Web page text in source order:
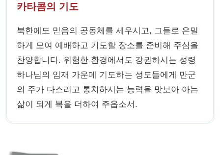
카타콤의 기도
북한에도 믿음의 공동체를 세우시고, 그들로 은밀
하게 모여 예배하고 기도할 장소를 준비해 주심을
찬양합니다. 위험한 환경에서도 강권하시는 성령
하나님의 임재 가운데 기도하는 성도들에게 만군
의 주가 다스리고 통치하시는 능력을 맛보아 아는
삶이 되게 복을 더하여 주옵소서.